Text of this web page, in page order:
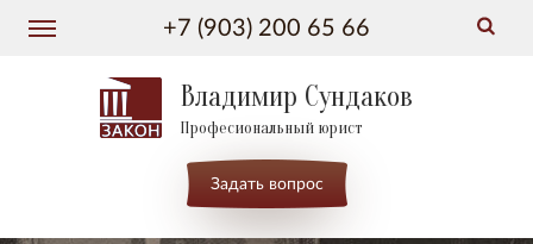
+7 (903) 200 65 66
Владимир Сундаков
Професиональный юрист
Задать вопрос